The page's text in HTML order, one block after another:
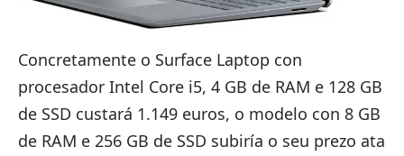
Concretamente o Surface Laptop con
procesador Intel Core i5, 4 GB de RAM e 128 GB
de SSD custará 1.149 euros, o modelo con 8 GB
de RAM e 256 GB de SSD subiría o seu prezo ata